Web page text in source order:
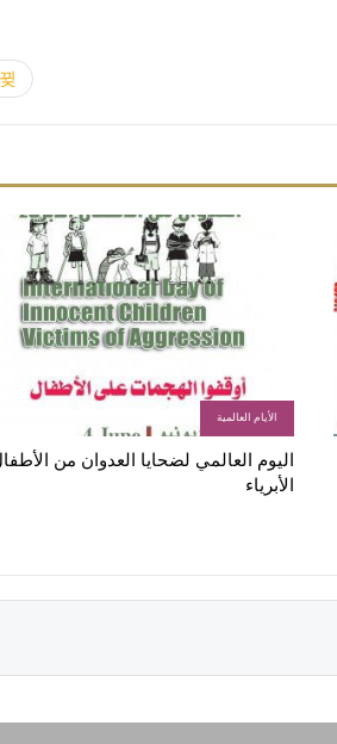
الأيام العالمية
اليوم العالمي لضحايا العدوان من
الأبرياء